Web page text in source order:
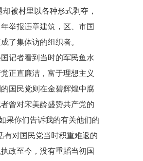
被村里以各种形式剥夺，
举报违章建筑，区、市国
了集体访的组织者。
记者看到当时的军民鱼水
正直廉洁，富于理想主义
国民党则在金碧辉煌中腐
曾对宋美龄盛赞共产党的
果你们告诉我的有关他们的
有对国民党当时积重难返的
政至今，没有重蹈当初国